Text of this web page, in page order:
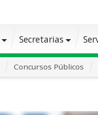
Secretarias
Concursos Públicos